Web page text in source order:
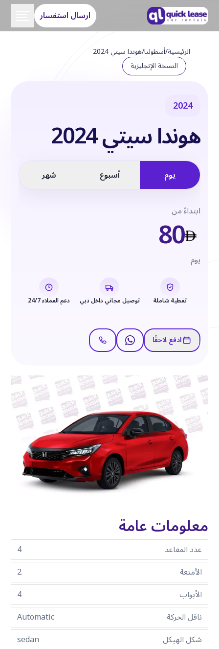
ارسال استفسار
الرئيسية/أسطولنا/هوندا سيتي 2024
النسخة الإنجليزية
2024
هوندا سيتي 2024
يوم أسبوع شهر
ابتداءً من80 يوم
تغطية شاملة توصيل مجاني داخل دبي دعم العملاء 24/7
ادفع لاحقًا
معلومات عامة
عدد المقاعد
4
الأمتعة
2
الأبواب
4
ناقل الحركة
Automatic
شكل الهيكل
sedan